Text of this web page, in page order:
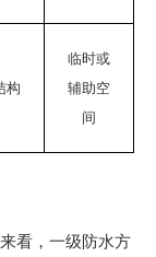
构
临时或
辅助空
间
看，一级防水方